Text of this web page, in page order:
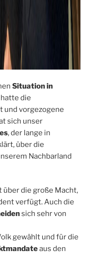
Situation in
die
und vorgezogene
sich unser
, der lange in
über die
Nachbarland
über die große Macht,
verfügt. Auch die
sich sehr von
gewählt und für die
aus den